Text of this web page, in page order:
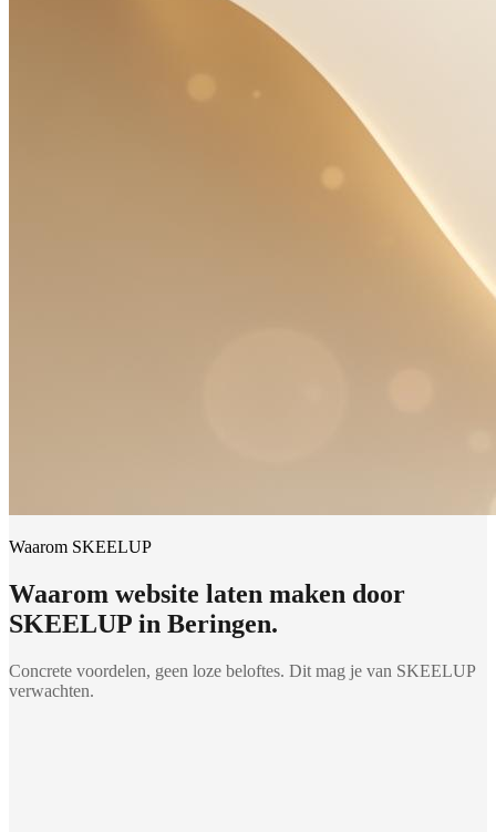
Waarom SKEELUP
Waarom website laten maken door
SKEELUP in Beringen.
Concrete voordelen, geen loze beloftes. Dit mag je van SKEELUP
verwachten.